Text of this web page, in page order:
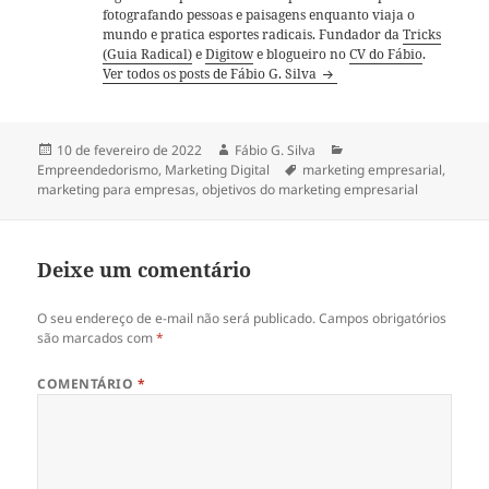
fotografando pessoas e paisagens enquanto viaja o
mundo e pratica esportes radicais. Fundador daTricks
(Guia Radical)eDigitowe blogueiro noCV do Fábio.
Ver todos os posts de Fábio G. Silva
Publicado
em
10 de fevereiro de 2022 Autor
Fábio G. Silva
Empreendedorismo, Marketing Digital Tags
marketing empresarial,
marketing para empresas,objetivos do marketing empresarial
Deixe um comentário
O seu endereço de e-mail não será publicado. Campos obrigatórios
são marcados com*
COMENTÁRIO *